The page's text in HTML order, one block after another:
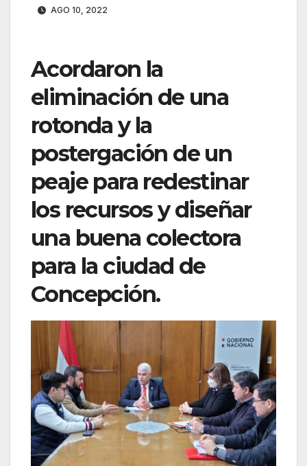
AGO 10, 2022
Acordaron la
eliminación de una
rotonda y la
postergación de un
peaje para redestinar
los recursos y diseñar
una buena colectora
para la ciudad de
Concepción.